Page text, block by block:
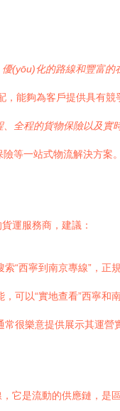
(yōu)化的路線和豐富
能夠為客戶提供具有競
全程的貨物保險以及實
等一站式物流解決方案。
運服務商，建議：
“西寧到南京專線”，正
可以“實地查看”西寧和
很樂意提供展示其運營
它是流動的供應鏈，